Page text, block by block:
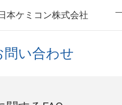
本ケミコン株式会社
問い合わせ